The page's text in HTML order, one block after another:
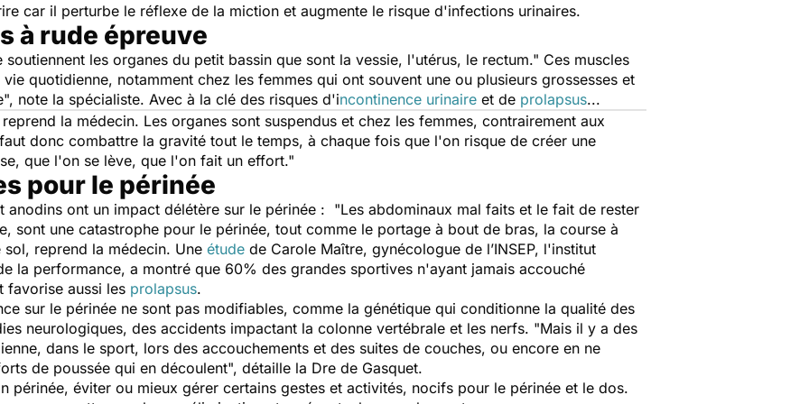
car il perturbe le réflexe de la miction et augmente le risque d'infections urinaires.
à rude épreuve
soutiennent les organes du petit bassin que sont la vessie, l'utérus, le rectum." Ces muscles
quotidienne, notamment chez les femmes qui ont souvent une ou plusieurs grossesses et
note la spécialiste. Avec à la clé des risques d'incontinence urinaire et de prolapsus...
la médecin. Les organes sont suspendus et chez les femmes, contrairement aux
donc combattre la gravité tout le temps, à chaque fois que l'on risque de créer une
que l'on se lève, que l'on fait un effort."
pour le périnée
anodins ont un impact délétère sur le périnée : "Les abdominaux mal faits et le fait de rester
sont une catastrophe pour le périnée, tout comme le portage à bout de bras, la course à
sol, reprend la médecin. Une étude de Carole Maître, gynécologue de l’INSEP, l'institut
la performance, a montré que 60% des grandes sportives n'ayant jamais accouché
favorise aussi les prolapsus.
sur le périnée ne sont pas modifiables, comme la génétique qui conditionne la qualité des
neurologiques, des accidents impactant la colonne vertébrale et les nerfs. "Mais il y a des
dans le sport, lors des accouchements et des suites de couches, ou encore en ne
de poussée qui en découlent", détaille la Dre de Gasquet.
périnée, éviter ou mieux gérer certains gestes et activités, nocifs pour le périnée et le dos.